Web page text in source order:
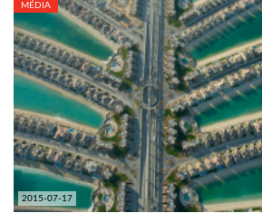
2015-07-17
MÉDIA